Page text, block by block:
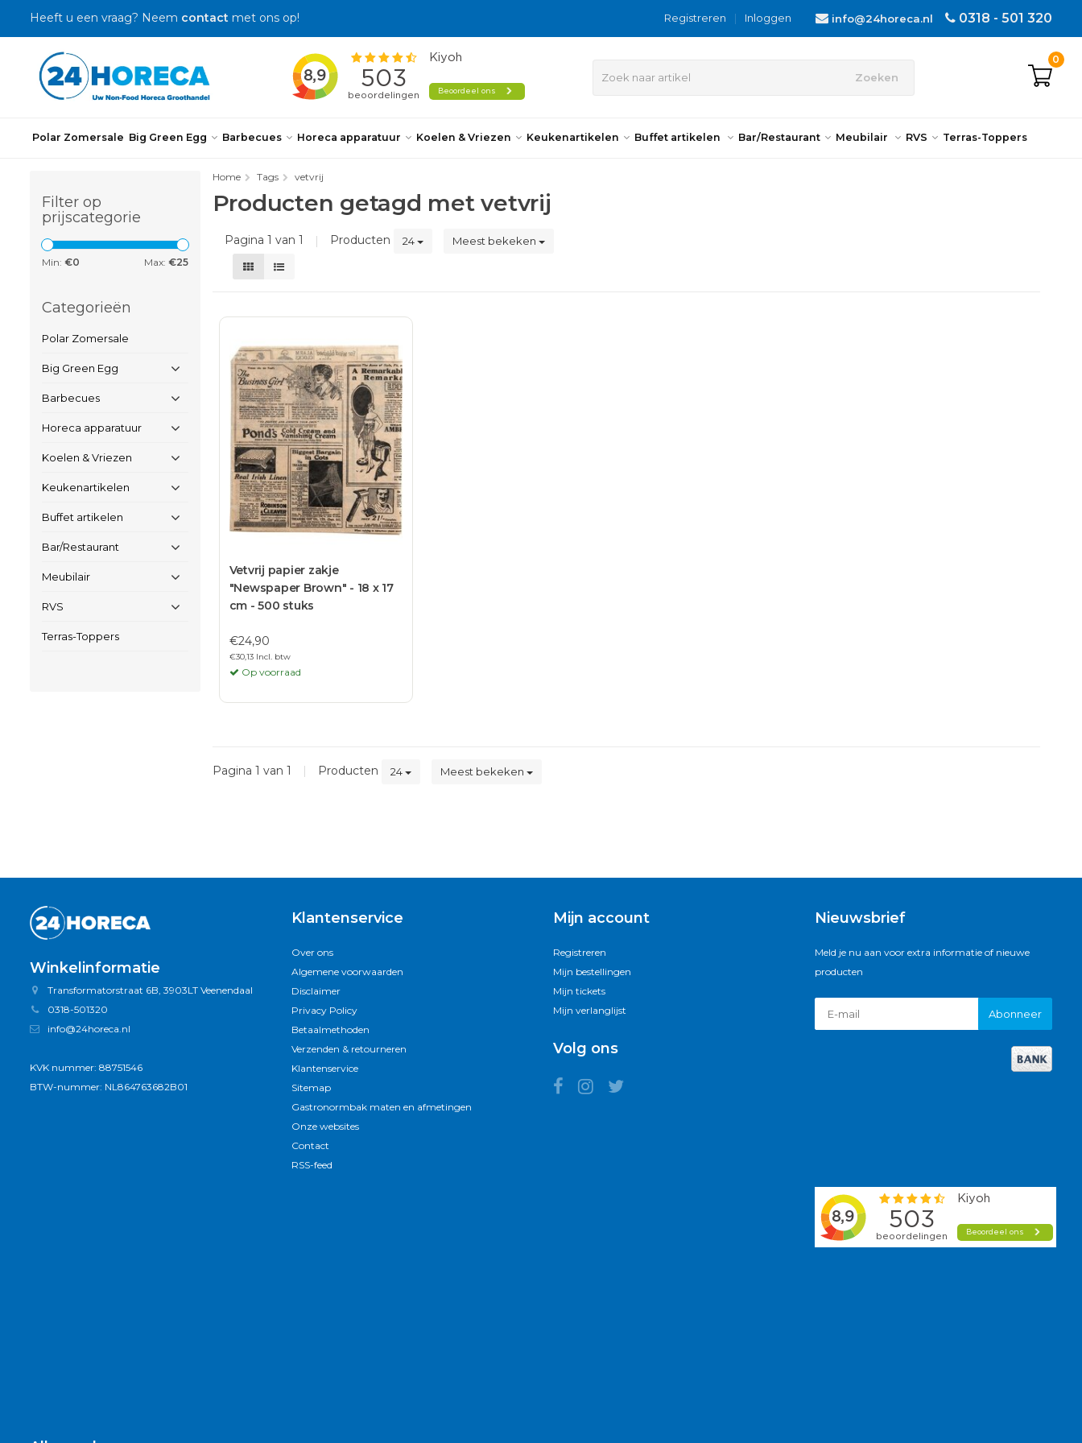
Heeft u een vraag? Neem contact met ons op! 0318 - 501 320
info@24horeca.nl
Inloggen
|
Registreren
Zoeken
0
Polar Zomersale Big Green Egg Barbecues Horeca apparatuur Koelen & Vriezen Keukenartikelen Buffet artikelen Bar/Restaurant Meubilair RVS Terras-Toppers
Filter op
prijscategorie
Min: €0 Max: €25
Categorieën
Polar Zomersale
Big Green Egg
Barbecues
Horeca apparatuur
Koelen & Vriezen
Keukenartikelen
Buffet artikelen
Bar/Restaurant
Meubilair
RVS
Terras-Toppers
Home Tags vetvrij
Producten getagd met vetvrij
Pagina 1 van 1 | Producten 24 Meest bekeken
Vetvrij papier zakje
"Newspaper Brown" - 18 x 17
cm - 500 stuks
€24,90
€30,13 Incl. btw
Op voorraad
Pagina 1 van 1 | Producten 24 Meest bekeken
Winkelinformatie
Transformatorstraat 6B, 3903LT Veenendaal
0318-501320
info@24horeca.nl
KVK nummer: 88751546
BTW-nummer: NL864763682B01
Klantenservice
Over ons
Algemene voorwaarden
Disclaimer
Privacy Policy
Betaalmethoden
Verzenden & retourneren
Klantenservice
Sitemap
Gastronormbak maten en afmetingen
Onze websites
Contact
RSS-feed
Mijn account
Registreren
Mijn bestellingen
Mijn tickets
Mijn verlanglijst
Volg ons
Nieuwsbrief
Meld je nu aan voor extra informatie of nieuwe
producten
Abonneer